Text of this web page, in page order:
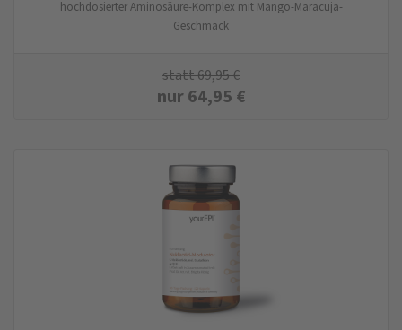
hochdosierter Aminosäure-Komplex mit Mango-Maracuja-
Geschmack
statt69,95€
nur64,95 €